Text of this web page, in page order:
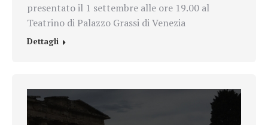
presentato il 1 settembre alle ore 19.00 al
Teatrino di Palazzo Grassi di Venezia
Dettagli